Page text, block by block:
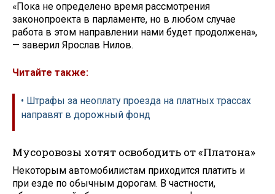
«Пока не определено время рассмотрения
законопроекта в парламенте, но в любом случае
работа в этом направлении нами будет продолжена»,
— заверил Ярослав Нилов.
Читайте также:
• Штрафы за неоплату проезда на платных трассах
направят в дорожный фонд
Мусоровозы хотят освободить от «Платона»
Некоторым автомобилистам приходится платить и
при езде по обычным дорогам. В частности,